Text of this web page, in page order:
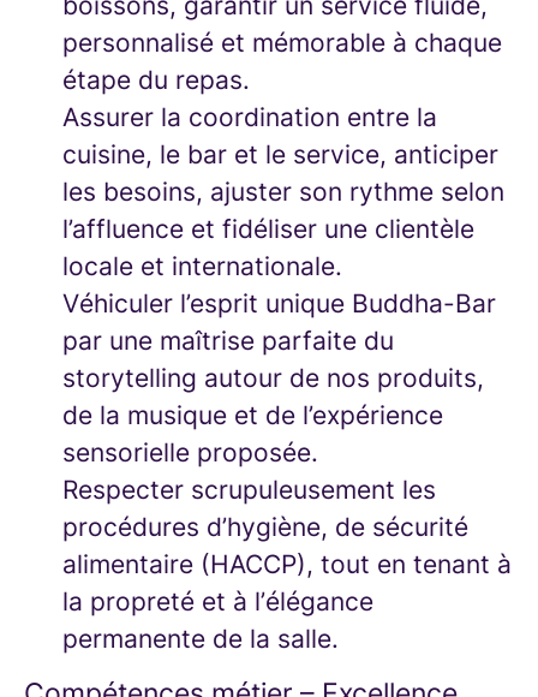
personnalisé et mémorable à chaque
étape du repas.
Assurer la coordination entre la
cuisine, le bar et le service, anticiper
les besoins, ajuster son rythme selon
l’affluence et fidéliser une clientèle
locale et internationale.
Véhiculer l’esprit unique Buddha-Bar
par une maîtrise parfaite du
storytelling autour de nos produits,
de la musique et de l’expérience
sensorielle proposée.
Respecter scrupuleusement les
procédures d’hygiène, de sécurité
alimentaire (HACCP), tout en tenant à
la propreté et à l’élégance
permanente de la salle.